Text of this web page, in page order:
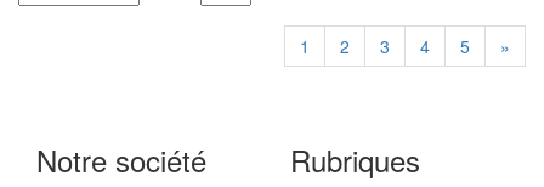
1 2 3 4 5 »
Notre société Rubriques